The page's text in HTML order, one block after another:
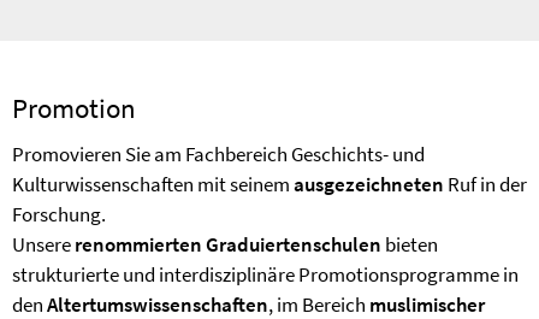
Promotion
Promovieren Sie am Fachbereich Geschichts- und
Kulturwissenschaften mit seinemausgezeichneten Ruf in der
Forschung.
UnsererenommiertenGraduiertenschulen bieten
strukturierte und interdisziplinäre Promotionsprogramme in
denAltertumswissenschaften, im Bereich muslimischer